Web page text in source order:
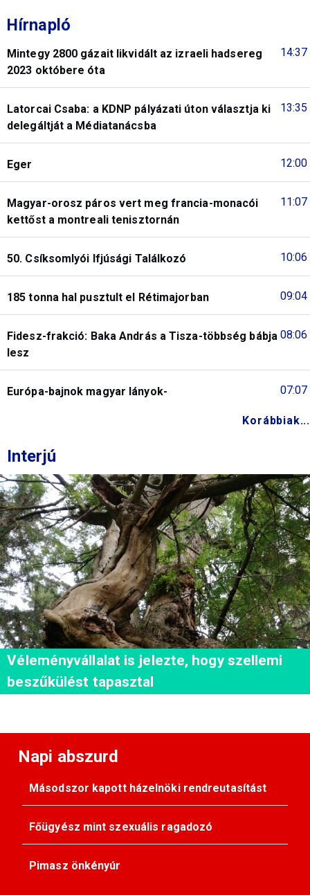
Hírnapló
14:37
Mintegy 2800 gázait likvidált az izraeli hadsereg
2023 októbere óta
13:35
Latorcai Csaba: a KDNP pályázati úton választja ki
delegáltját a Médiatanácsba
12:00
Eger
11:07
Magyar-orosz páros vert meg francia-monacói
kettőst a montreali tenisztornán
10:06
50. Csíksomlyói Ifjúsági Találkozó
09:04
185 tonna hal pusztult el Rétimajorban
08:06
Fidesz-frakció: Baka András a Tisza-többség bábja
lesz
07:07
Európa-bajnok magyar lányok-
Korábbiak...
Interjú
Véleményvállalat is jelezte, hogy szellemi
beszűkülést tapasztal
Napi abszurd
Másodszor kapott házelnöki rendreutasítást
Főügyész mint szexuális ragadozó
Pimasz önkényúr